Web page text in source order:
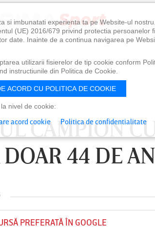
CAMPION CU
44 DE
PREFERATĂ ÎN GOOGLE
SÂMBĂTĂ 08 AUG, 18:30
si imbunatati experienta ta pe Website-ul
(UE) 2016/679 privind protectia persoanelor
date. Inainte de a continua navigarea pe
utilizarii fisierelor de tip cookie conform
instructiunile din Politica de Cookie.
ACORD CU POLITICA DE COOKIE
nivel de cookie:
acord cookie Politica de confidentialitate